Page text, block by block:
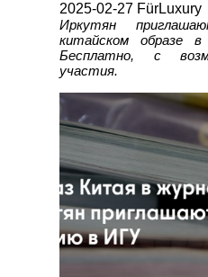
2025-02-27 FürLuxury
Иркутян
китайском образе
Бесплатно, с
участия.